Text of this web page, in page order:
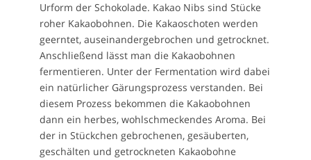
Urform der Schokolade. Kakao Nibs sind Stücke
roher Kakaobohnen. Die Kakaoschoten werden
geerntet, auseinandergebrochen und getrocknet.
Anschließend lässt man die Kakaobohnen
fermentieren. Unter der Fermentation wird dabei
ein natürlicher Gärungsprozess verstanden. Bei
diesem Prozess bekommen die Kakaobohnen
dann ein herbes, wohlschmeckendes Aroma. Bei
der in Stückchen gebrochenen, gesäuberten,
geschälten und getrockneten Kakaobohne